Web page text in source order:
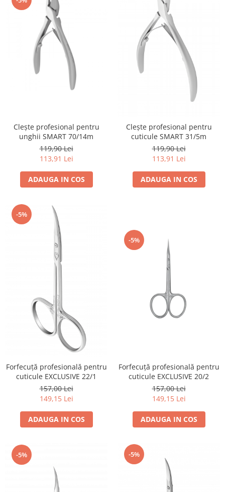
Clește profesional pentru
unghii SMART 70/14m
119,90 Lei
113,91 Lei
ADAUGA IN COS
Clește profesional pentru
cuticule SMART 31/5m
119,90 Lei
113,91 Lei
ADAUGA IN COS
-5%
Forfecuță profesională pentru
cuticule EXCLUSIVE 22/1
157,00 Lei
149,15 Lei
ADAUGA IN COS
-5%
Forfecuță profesională pentru
cuticule EXCLUSIVE 20/2
157,00 Lei
149,15 Lei
ADAUGA IN COS
-5% -5%